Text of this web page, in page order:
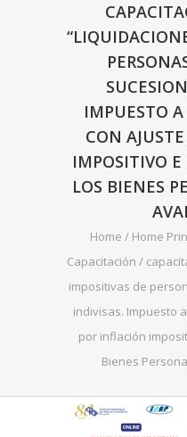
IMPUESTO
CON
IMPOSITIVO E
LOS BIENES
Home / Home
Capacitación /
impositivas de
indivisas. Impuesto
por inflación
Bienes